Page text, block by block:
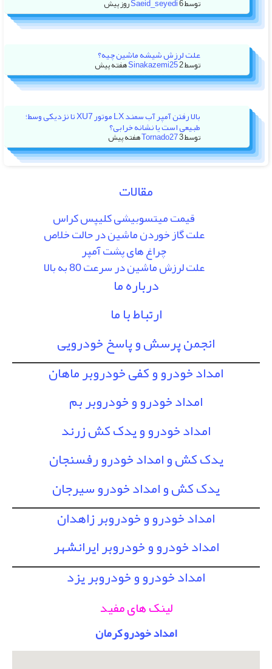
توسط Saeid_seyedi6 روز پیش
علت لرزش شیشه ماشین چیه؟
توسط Sinakazemi252 هفته پیش
بالا رفتن آمپر آب سمند LX موتور XU7 تا نزدیکی وسط؛
طبیعی است یا نشانه خرابی؟
توسط Tornado273 هفته پیش
مقالات
قیمت میتسوبیشی کلیپس کراس
علت گاز خوردن ماشین در حالت خلاص
چراغ های پشت آمپر
علت لرزش ماشین در سرعت 80 به بالا
درباره ما
ارتباط با ما
انجمن پرسش و پاسخ خودرویی
امداد خودرو و کفی خودروبر ماهان
امداد خودرو و خودروبر بم
امداد خودرو و یدک کش زرند
یدک کش و امداد خودرو رفسنجان
یدک کش و امداد خودرو سیرجان
امداد خودرو و خودروبر زاهدان
امداد خودرو و خودروبر ایرانشهر
امداد خودرو و خودروبر یزد
لینک های مفید
امداد خودرو کرمان